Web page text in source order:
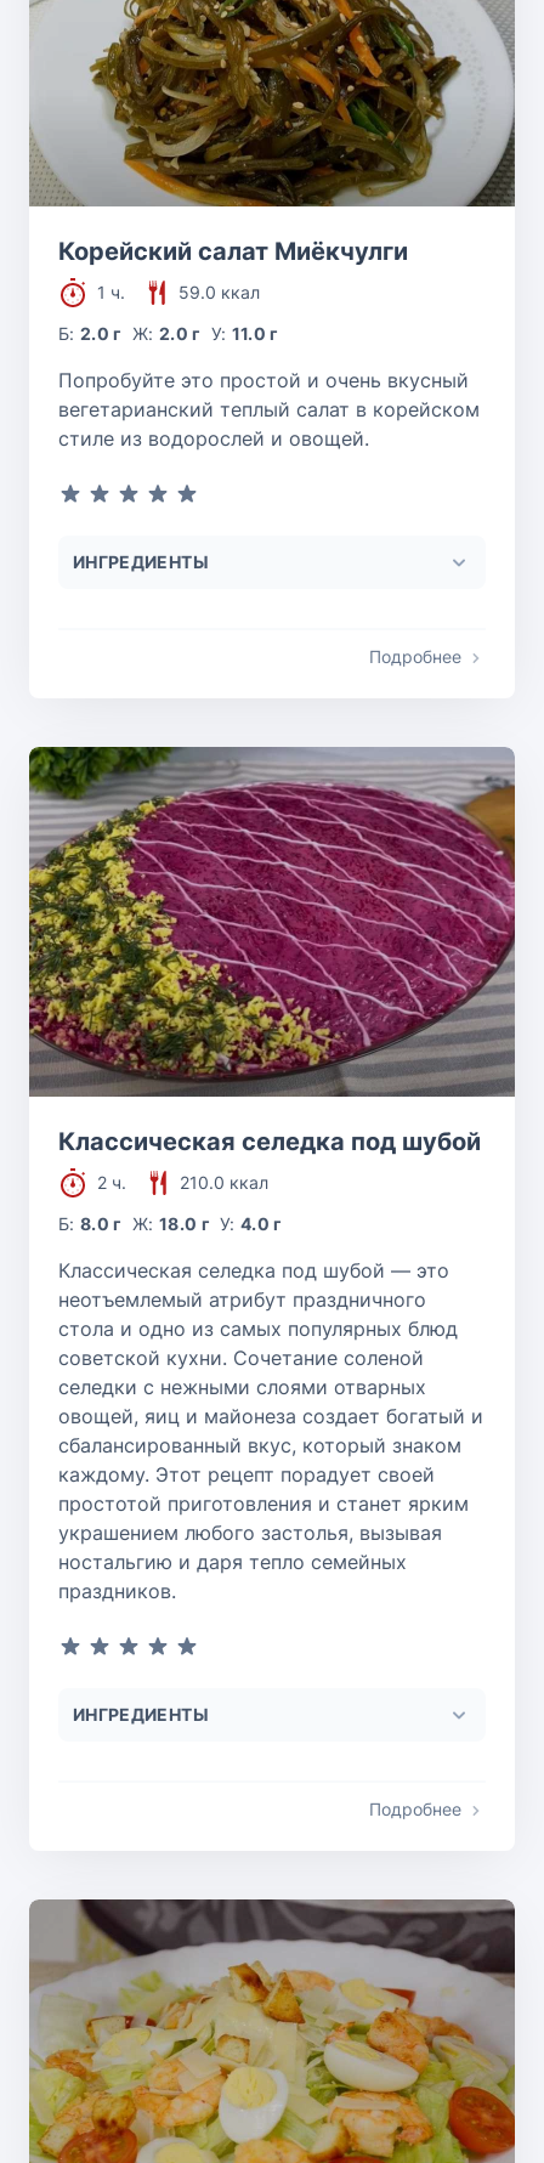
Корейский салат Миёкчулги
1 ч.
59.0 ккал
Б:2.0 г Ж: 2.0 г У: 11.0 г
Попробуйте это простой и очень вкусный
вегетарианский теплый салат в корейском
стиле из водорослей и овощей.
ИНГРЕДИЕНТЫ
Подробнее
Классическая селедка под шубой
2 ч.
210.0 ккал
Б:8.0 г Ж: 18.0 г У:4.0 г
Классическая селедка под шубой — это
неотъемлемый атрибут праздничного
стола и одно из самых популярных блюд
советской кухни. Сочетание соленой
селедки с нежными слоями отварных
овощей, яиц и майонеза создает богатый и
сбалансированный вкус, который знаком
каждому. Этот рецепт порадует своей
простотой приготовления и станет ярким
украшением любого застолья, вызывая
ностальгию и даря тепло семейных
праздников.
ИНГРЕДИЕНТЫ
Подробнее